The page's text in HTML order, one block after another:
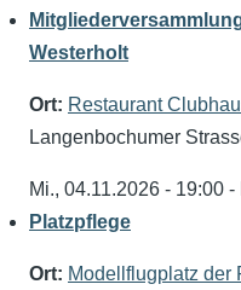
Westerholt
Ort: Restaurant
Langenbochumer
Mi., 04.11.2026 - 19:00 -
Platzpflege
Ort: Modellflugplatz der